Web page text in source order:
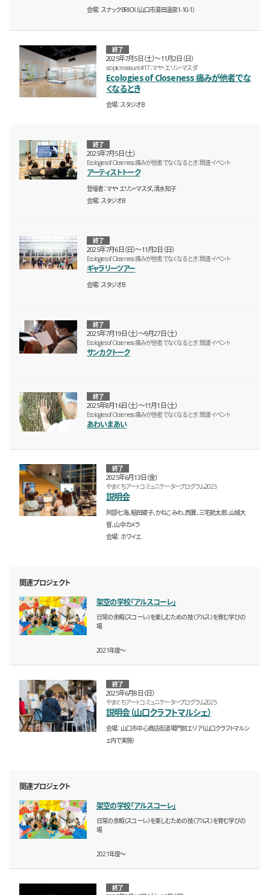
会場 スナックBRICK（山口市湯田温泉1-10-1）
2025年7月5日（土）〜11月2日（日）
終了
scopic measure #17：マヤ・エリン・マスダ
Ecologies of Closeness 痛みが他者でな
くなるとき
会場 スタジオB
2025年7月5日（土）
終了
Ecologies of Closeness 痛みが他者でなくなるとき：関連イベント
アーティストトーク
登壇者 マヤ・エリン・マスダ、清水知子
会場 スタジオB
2025年7月6日（日）〜11月2日（日）
終了
Ecologies of Closeness 痛みが他者でなくなるとき：関連イベント
ギャラリーツアー
会場 スタジオB
2025年7月19日（土）〜9月27日（土）
終了
Ecologies of Closeness 痛みが他者でなくなるとき：関連イベント
サンカクトーク
2025年8月16日（土）〜11月1日（土）
終了
Ecologies of Closeness 痛みが他者でなくなるとき：関連イベント
あわいまあい
2025年6月13日（金）
終了
やまぐちアートコミュニケータープログラム2025
説明会
阿部七海、稲田綾子、かねこみわ、西翼、三宅航太郎、山城大
督、山中カメラ
会場 ホワイエ
関連プロジェクト
架空の学校「アルスコーレ」
日常の余暇（スコーレ）を楽しむための技（アルス）を育む学びの
場
2021年度〜
2025年6月8日（日）
終了
やまぐちアートコミュニケータープログラム2025
説明会（山口クラフトマルシェ）
会場 山口市中心商店街道場門前エリア（山口クラフトマルシ
ェ内で実施）
関連プロジェクト
架空の学校「アルスコーレ」
日常の余暇（スコーレ）を楽しむための技（アルス）を育む学びの
場
2021年度〜
終了